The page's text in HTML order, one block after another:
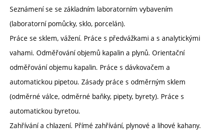
Seznámení se se základním laboratorním vybavením
(laboratorní pomůcky, sklo, porcelán).
Práce se sklem, vážení. Práce s předvážkami a s analytickými
vahami. Odměřování objemů kapalin a plynů. Orientační
odměřování objemu kapalin. Práce s dávkovačem a
automatickou pipetou. Zásady práce s odměrným sklem
(odměrné válce, odměrné baňky, pipety, byrety). Práce s
automatickou byretou.
Zahřívání a chlazení. Přímé zahřívání, plynové a lihové kahany.